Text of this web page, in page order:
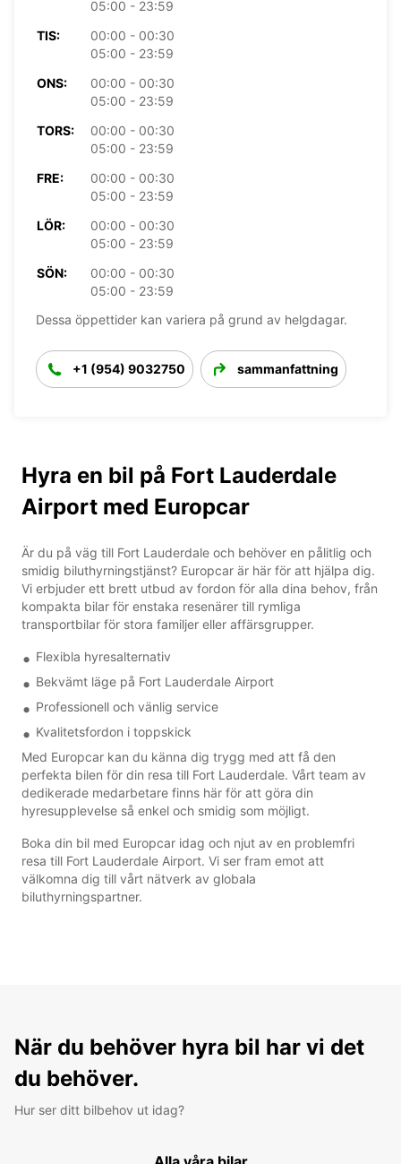
05:00 - 23:59
TIS:
00:00 - 00:30
05:00 - 23:59
ONS:
00:00 - 00:30
05:00 - 23:59
TORS:
00:00 - 00:30
05:00 - 23:59
FRE:
00:00 - 00:30
05:00 - 23:59
LÖR:
00:00 - 00:30
05:00 - 23:59
SÖN:
00:00 - 00:30
05:00 - 23:59
Dessa öppettider kan variera på grund av helgdagar.
+1 (954) 9032750 sammanfattning
Hyra en bil på Fort Lauderdale
Airport med Europcar
Är du på väg till Fort Lauderdale och behöver en pålitlig och
smidig biluthyrningstjänst? Europcar är här för att hjälpa dig.
Vi erbjuder ett brett utbud av fordon för alla dina behov, från
kompakta bilar för enstaka resenärer till rymliga
transportbilar för stora familjer eller affärsgrupper.
Flexibla hyresalternativ
Bekvämt läge på Fort Lauderdale Airport
Professionell och vänlig service
Kvalitetsfordon i toppskick
Med Europcar kan du känna dig trygg med att få den
perfekta bilen för din resa till Fort Lauderdale. Vårt team av
dedikerade medarbetare finns här för att göra din
hyresupplevelse så enkel och smidig som möjligt.
Boka din bil med Europcar idag och njut av en problemfri
resa till Fort Lauderdale Airport. Vi ser fram emot att
välkomna dig till vårt nätverk av globala
biluthyrningspartner.
När du behöver hyra bil har vi det
du behöver.
Hur ser ditt bilbehov ut idag?